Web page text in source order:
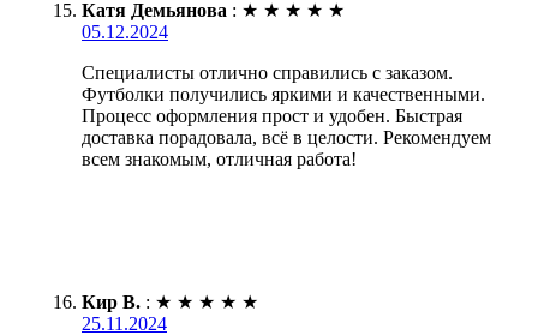
Катя Демьянова : ★ ★ ★ ★ ★
05.12.2024
Специалисты отлично справились с заказом.
Футболки получились яркими и качественными.
Процесс оформления прост и удобен. Быстрая
доставка порадовала, всё в целости. Рекомендуем
всем знакомым, отличная работа!
Кир В. : ★ ★ ★ ★ ★
25.11.2024